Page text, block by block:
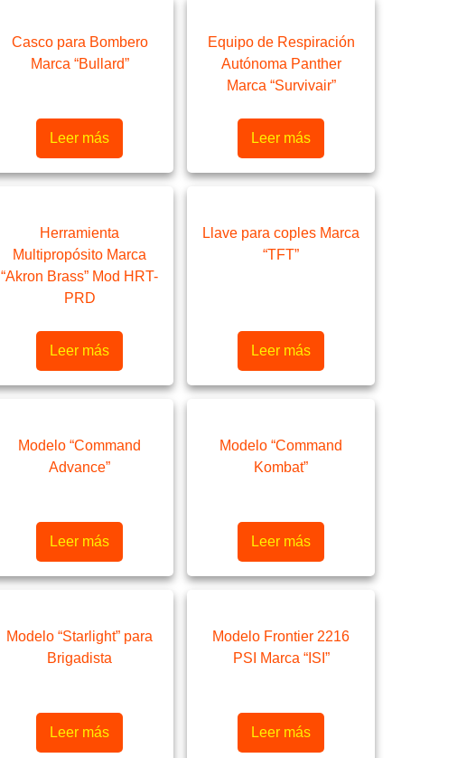
Casco para Bombero
Marca “Bullard”
Leer más
Equipo de Respiración
Autónoma Panther
Marca “Survivair”
Leer más
Herramienta
Multipropósito Marca
“Akron Brass” Mod HRT-
PRD
Leer más
Llave para coples Marca
“TFT”
Leer más
Modelo “Command
Advance”
Leer más
Modelo “Command
Kombat”
Leer más
Modelo “Starlight” para
Brigadista
Leer más
Modelo Frontier 2216
PSI Marca “ISI”
Leer más